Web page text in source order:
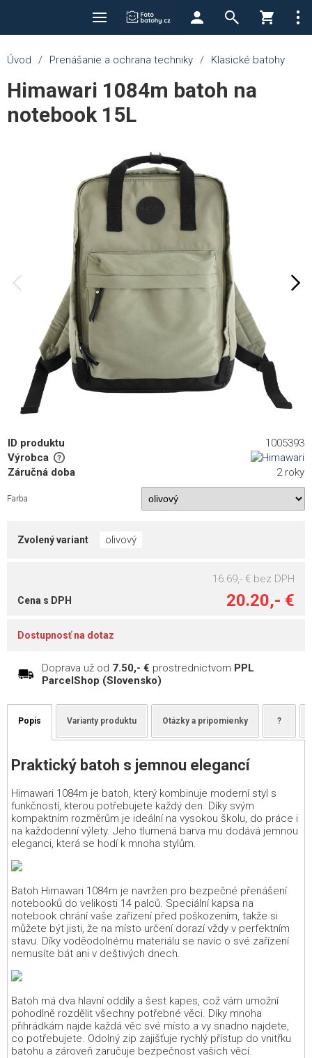
Úvod / Prenášanie a ochrana techniky / Klasické batohy
Himawari 1084m batoh na
notebook 15L
ID produktu
1005393
Výrobca
Záručná doba
2 roky
Farba
Zvolený variant olivový
16.69,- € bez DPH
20.20,- €
Cena s DPH
Dostupnosť na dotaz
Doprava už od 7.50,- € prostredníctvom PPL
ParcelShop (Slovensko)
Popis Varianty produktu Otázky a pripomienky ?
Praktický batoh s jemnou elegancí
Himawari 1084m je batoh, který kombinuje moderní styl s
funkčností, kterou potřebujete každý den. Díky svým
kompaktním rozměrům je ideální na vysokou školu, do práce i
na každodenní výlety. Jeho tlumená barva mu dodává jemnou
eleganci, která se hodí k mnoha stylům.
Batoh Himawari 1084m je navržen pro bezpečné přenášení
notebooků do velikosti 14 palců. Speciální kapsa na
notebook chrání vaše zařízení před poškozením, takže si
můžete být jisti, že na místo určení dorazí vždy v perfektním
stavu. Díky voděodolnému materiálu se navíc o své zařízení
nemusíte bát ani v deštivých dnech.
Batoh má dva hlavní oddíly a šest kapes, což vám umožní
pohodlně rozdělit všechny potřebné věci. Díky mnoha
přihrádkám najde každá věc své místo a vy snadno najdete,
co potřebujete. Odolný zip zajišťuje rychlý přístup do vnitřku
batohu a zároveň zaručuje bezpečnost vašich věcí.